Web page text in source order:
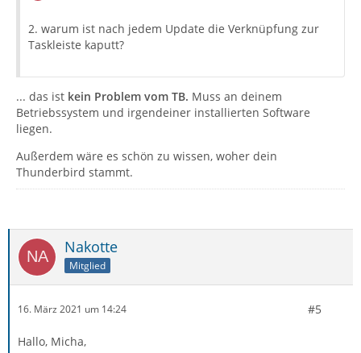
2. warum ist nach jedem Update die Verknüpfung zur
Taskleiste kaputt?
... das ist kein Problem vom TB. Muss an deinem
Betriebssystem und irgendeiner installierten Software
liegen.
Außerdem wäre es schön zu wissen, woher dein
Thunderbird stammt.
Nakotte
Mitglied
16. März 2021 um 14:24 #5
Hallo, Micha,